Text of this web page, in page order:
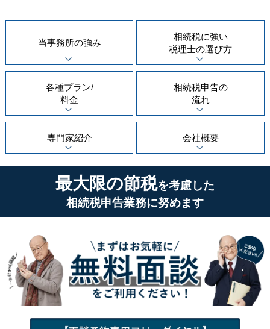
当事務所の強み
相続税に強い
税理士の選び方
各種プラン/
料金
相続税申告の
流れ
専門家紹介 会社概要
最大限の節税を考慮した
相続税申告業務に努めます